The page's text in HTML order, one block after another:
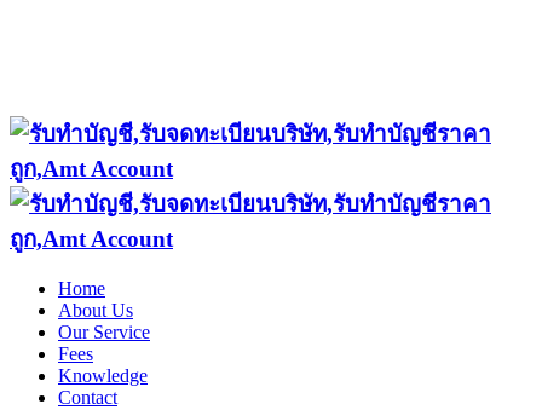
Home
About Us
Our Service
Fees
Knowledge
Contact